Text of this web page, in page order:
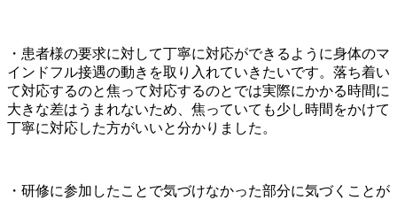
・患者様の要求に対して丁寧に対応ができるように身体のマ
インドフル接遇の動きを取り入れていきたいです。落ち着い
て対応するのと焦って対応するのとでは実際にかかる時間に
大きな差はうまれないため、焦っていても少し時間をかけて
丁寧に対応した方がいいと分かりました。
・研修に参加したことで気づけなかった部分に気づくことが